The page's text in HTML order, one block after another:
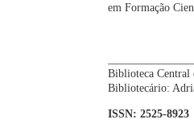
em Formação
Biblioteca Central
Bibliotecário:
ISSN: 2525-8923